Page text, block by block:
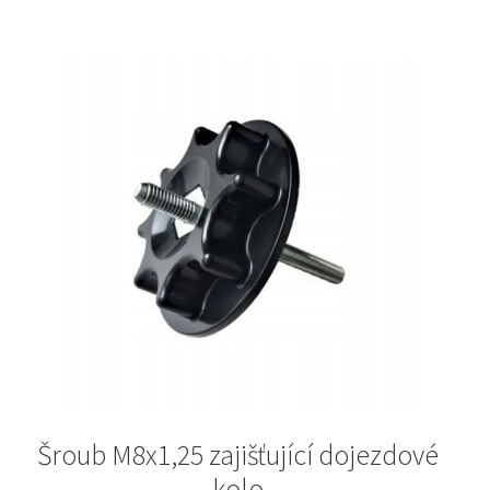
Šroub M8x1,25 zajišťující dojezdové